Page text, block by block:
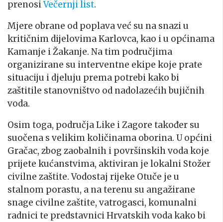
prenosiVečernji list.
Mjere obrane od poplava već su na snazi u
kritičnim dijelovima Karlovca, kao i u općinama
Kamanje i Žakanje. Na tim područjima
organizirane su interventne ekipe koje prate
situaciju i djeluju prema potrebi kako bi
zaštitile stanovništvo od nadolazećih bujičnih
voda.
Osim toga, područja Like i Zagore također su
suočena s velikim količinama oborina. U općini
Gračac, zbog zaobalnih i površinskih voda koje
prijete kućanstvima, aktiviran je lokalni Stožer
civilne zaštite. Vodostaj rijeke Otuče je u
stalnom porastu, a na terenu su angažirane
snage civilne zaštite, vatrogasci, komunalni
radnici te predstavnici Hrvatskih voda kako bi